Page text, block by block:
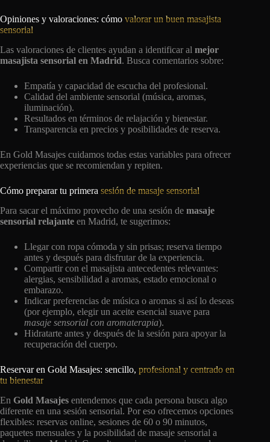
Opiniones y valoraciones: cómo valorar un buen masajista
sensorial
Las valoraciones de clientes ayudan a identificar al mejor
masajista sensorial en Madrid. Busca comentarios sobre:
Empatía y capacidad de escucha del profesional.
Calidad del ambiente sensorial (música, aromas,
iluminación).
Resultados en términos de relajación y bienestar.
Transparencia en precios y posibilidades de reserva.
En Gold Masajes cuidamos todas estas variables para ofrecer
experiencias que se recomiendan y repiten.
Cómo preparar tu primera sesión de masaje sensorial
Para sacar el máximo provecho de una sesión de masaje
sensorial relajante en Madrid, te sugerimos:
Llegar con ropa cómoda y sin prisas; reserva tiempo
antes y después para disfrutar de la experiencia.
Compartir con el masajista antecedentes relevantes:
alergias, sensibilidad a aromas, estado emocional o
embarazo.
Indicar preferencias de música o aromas si así lo deseas
(por ejemplo, elegir un aceite esencial suave para
masaje sensorial con aromaterapia).
Hidratarte antes y después de la sesión para apoyar la
recuperación del cuerpo.
Reservar en Gold Masajes: sencillo, profesional y centrado en
tu bienestar
En Gold Masajes entendemos que cada persona busca algo
diferente en una sesión sensorial. Por eso ofrecemos opciones
flexibles: reservas online, sesiones de 60 o 90 minutos,
paquetes mensuales y la posibilidad de masaje sensorial a